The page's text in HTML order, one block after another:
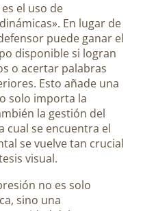
el uso de
En lugar de
puede ganar el
disponible si logran
o acertar palabras
Esto añade una
solo importa la
la gestión del
cual se encuentra el
se vuelve tan crucial
visual.
no es solo
sino una